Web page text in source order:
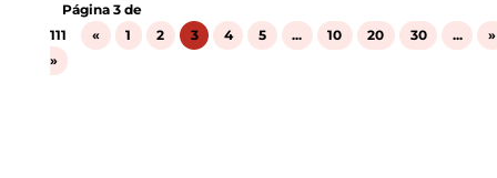
Página 3 de
111
« 1 2 3 4 5 ... 10 20 30 ...
»
»